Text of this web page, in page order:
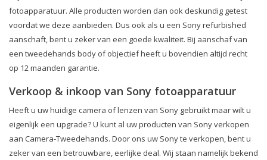
fotoapparatuur. Alle producten worden dan ook deskundig getest
voordat we deze aanbieden. Dus ook als u een Sony refurbished
aanschaft, bent u zeker van een goede kwaliteit. Bij aanschaf van
een tweedehands body of objectief heeft u bovendien altijd recht
op 12 maanden garantie.
Verkoop & inkoop van Sony fotoapparatuur
Heeft u uw huidige camera of lenzen van Sony gebruikt maar wilt u
eigenlijk een upgrade? U kunt al uw producten van Sony verkopen
aan Camera-Tweedehands. Door ons uw Sony te verkopen, bent u
zeker van een betrouwbare, eerlijke deal. Wij staan namelijk bekend